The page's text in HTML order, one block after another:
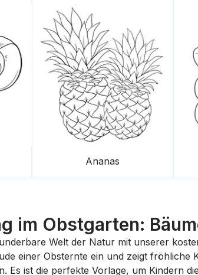
Ananas
im Obstgarten:
Welt der Natur mit unserer
einer Obsternte ein und zeigt
Es ist die perfekte Vorlage, um Kindern